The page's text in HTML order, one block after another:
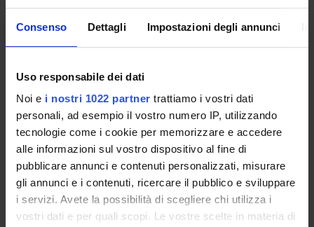
Consenso Dettagli Impostazioni degli annunci
Uso responsabile dei dati
Noi e i nostri 1022 partner trattiamo i vostri dati
personali, ad esempio il vostro numero IP, utilizzando
tecnologie come i cookie per memorizzare e accedere
alle informazioni sul vostro dispositivo al fine di
pubblicare annunci e contenuti personalizzati, misurare
gli annunci e i contenuti, ricercare il pubblico e sviluppare
i servizi. Avete la possibilità di scegliere chi utilizza i
vostri dati e per quali scopi. Le vostre scelte in materia di
mercato del lavoro e case management
Location
VERONA
Main Department
Human Sciences
Macro area
Humanities
Subject area
Education, Philosophy and Social Work